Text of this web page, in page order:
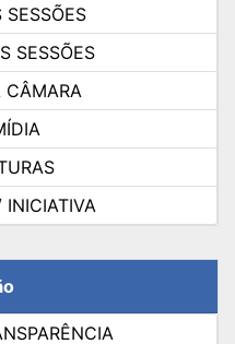
SESSÕES
SESSÕES
CÂMARA
INICIATIVA